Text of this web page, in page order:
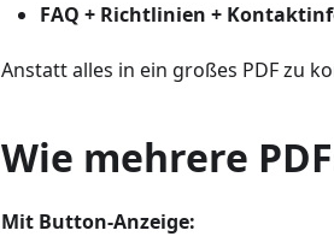
FAQ + Richtlinien +
Anstatt alles in ein großes PDF zu
Wie mehrere
Mit Button-Anzeige: